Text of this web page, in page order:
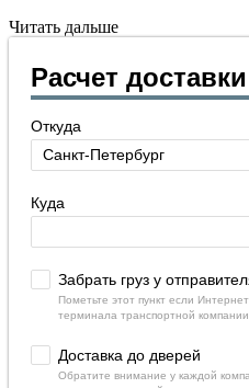
Читать дальше
Расчет доставки
Откуда
Куда
Забрать груз у
Пометьте этот пункт если
терминала транспортной компании.
Доставка до дверей
Обратите внимание у каждой